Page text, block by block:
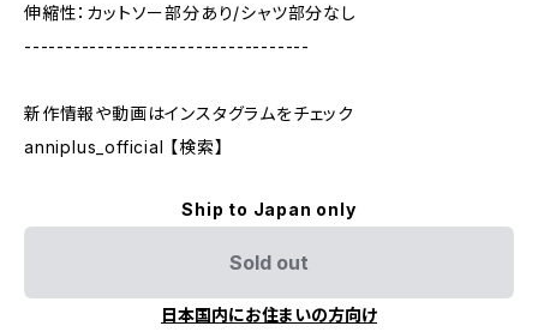
伸縮性：カットソー部分あり/シャツ部分なし
-----------------------------------
新作情報や動画はインスタグラムをチェック
anniplus_official 【検索】
Ship to Japan only
Sold out
日本国内にお住まいの方向け